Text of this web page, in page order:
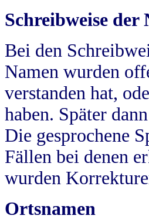
Schreibweise der
Bei den
Namen wurden
verstanden hat,
haben. Später
Die gesprochene
Fällen bei denen
wurden
Ortsnamen